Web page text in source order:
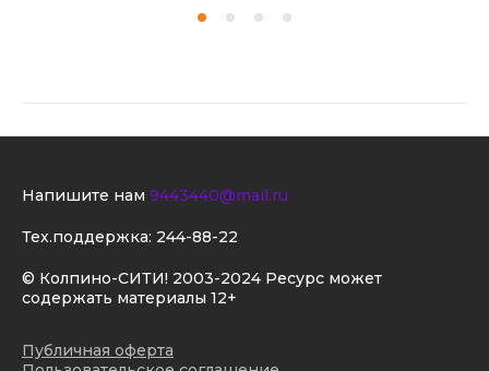
© Колпино-СИТИ! 2003-2024 Ресурс может
содержать материалы 12+
Публичная оферта
Напишите нам 9443440@mail.ru
Тех.поддержка: 244-88-22